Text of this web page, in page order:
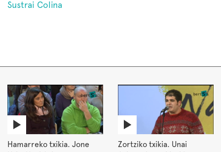
Sustrai Colina
Hamarreko txikia. Jone
Zortziko txikia. Unai